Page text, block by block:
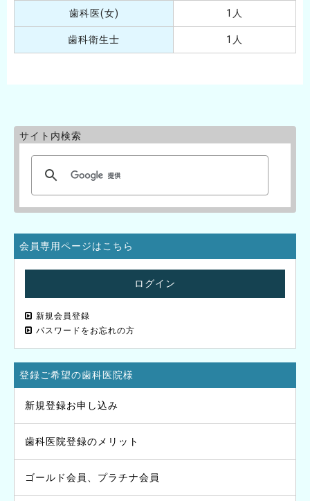
歯科医(女) 1人
歯科衛生士 1人
サイト内検索
会員専用ページはこちら
ログイン
新規会員登録
パスワードをお忘れの方
登録ご希望の歯科医院様
新規登録お申し込み
歯科医院登録のメリット
ゴールド会員、プラチナ会員